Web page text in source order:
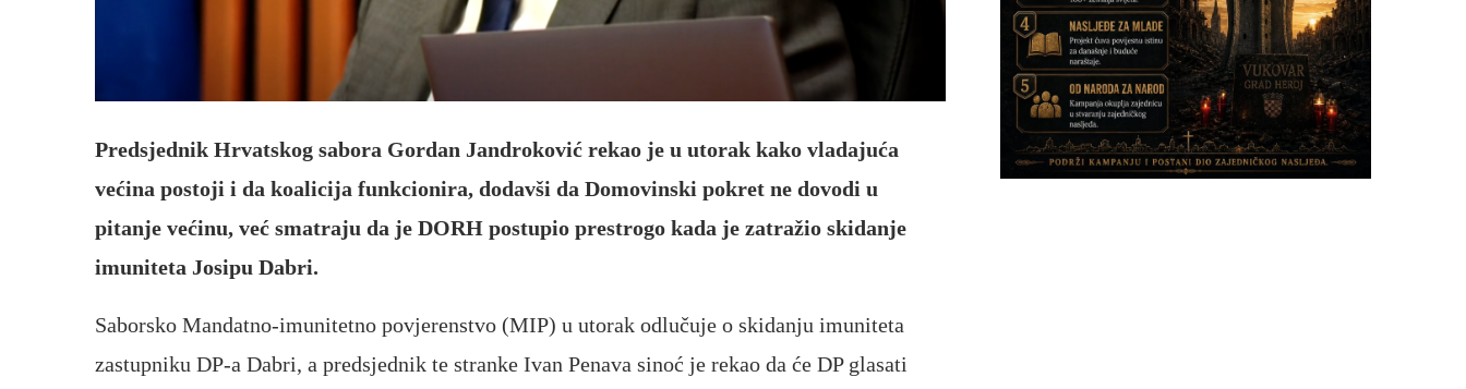
Predsjednik Hrvatskog sabora Gordan Jandroković rekao je u utorak kako vladajuća
većina postoji i da koalicija funkcionira, dodavši da Domovinski pokret ne dovodi u
pitanje većinu, već smatraju da je DORH postupio prestrogo kada je zatražio skidanje
imuniteta Josipu Dabri.
Saborsko Mandatno-imunitetno povjerenstvo (MIP) u utorak odlučuje o skidanju imuniteta
zastupniku DP-a Dabri, a predsjednik te stranke Ivan Penava sinoć je rekao da će DP glasati